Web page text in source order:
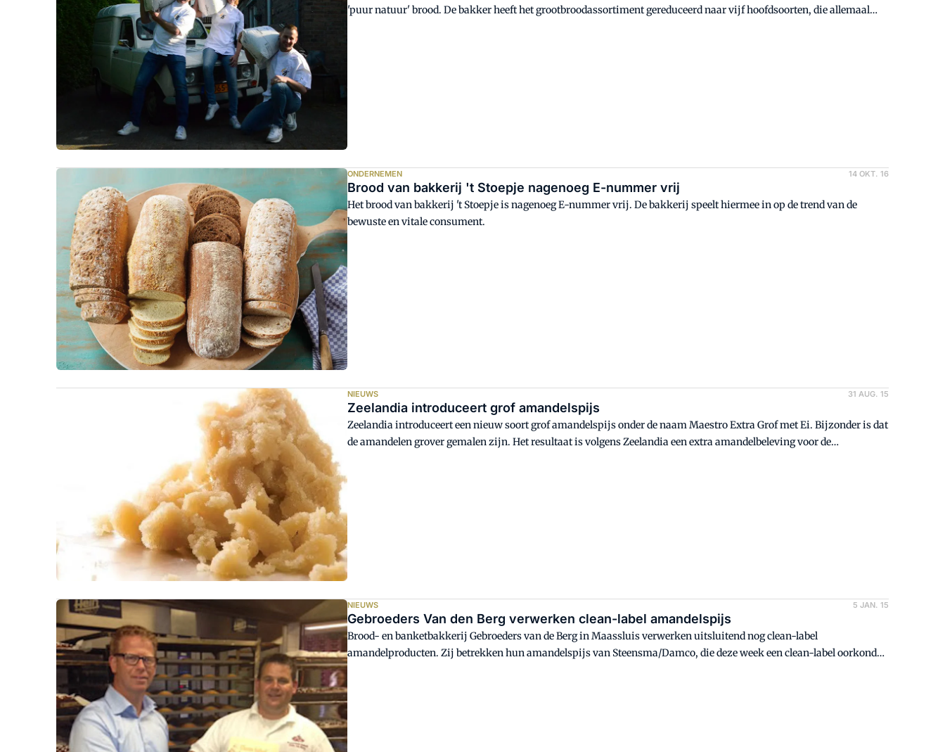
'puur natuur' brood. De bakker heeft het grootbroodassortiment gereduceerd naar vijf hoofdsoorten, die allemaal
ONDERNEMEN 14 OKT. 16
Brood van bakkerij 't Stoepje nagenoeg E-nummer vrij
Het brood van bakkerij 't Stoepje is nagenoeg E-nummer vrij. De bakkerij speelt hiermee in op de trend van de
bewuste en vitale consument.
NIEUWS 31 AUG. 15
Zeelandia introduceert grof amandelspijs
Zeelandia introduceert een nieuw soort grof amandelspijs onder de naam Maestro Extra Grof met Ei. Bijzonder is dat
de amandelen grover gemalen zijn. Het resultaat is volgens Zeelandia een extra amandelbeleving voor de
NIEUWS 5 JAN. 15
Gebroeders Van den Berg verwerken clean-label amandelspijs
Brood- en banketbakkerij Gebroeders van de Berg in Maassluis verwerken uitsluitend nog clean-label
amandelproducten. Zij betrekken hun amandelspijs van Steensma/Damco, die deze week een clean-label oorkonde